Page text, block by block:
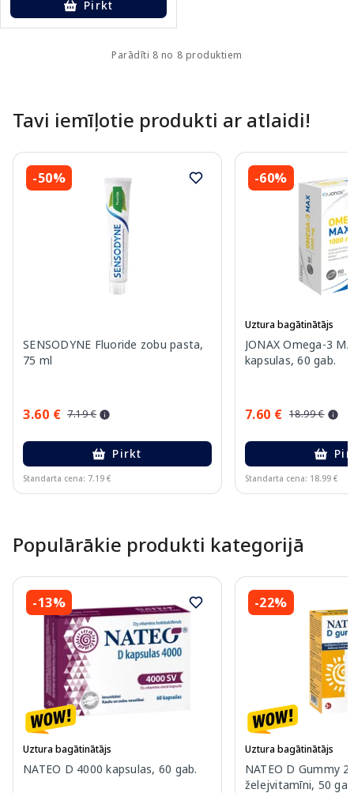
Pirkt
Parādīti 8 no 8 produktiem
Tavi iemīļotie produkti ar atlaidi!
-50%
SENSODYNE Fluoride zobu pasta,
75 ml
3.60 € 7.19 €
Pirkt
Standarta cena: 7.19 €
-60%
Uztura bagātinātājs
JONAX Omega-3
kapsulas, 60 gab.
7.60 € 18.99 €
Standarta cena: 18.99 €
Populārākie produkti kategorijā
-13%
Uztura bagātinātājs
NATEO D 4000 kapsulas, 60 gab.
-22%
Uztura bagātinātājs
NATEO D Gummy
želejvitamīni, 50